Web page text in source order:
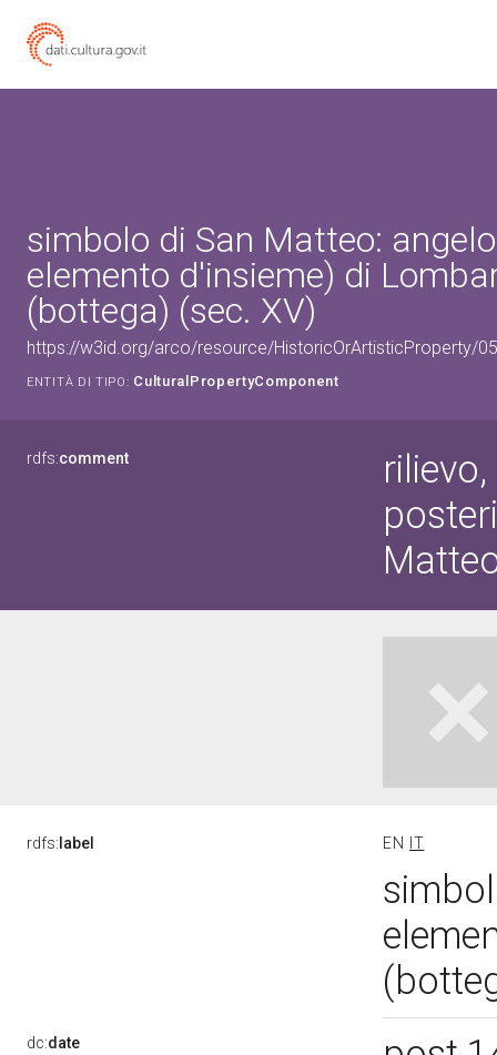
simbolo di San Matteo:
elemento d'insieme) di
(bottega) (sec. XV)
https://w3id.org/arco/resource/HistoricOrArtisticProperty/
ENTITÀ DI TIPO: CulturalPropertyComponent
rdfs:comment
rdfs: label EN IT
dc:date